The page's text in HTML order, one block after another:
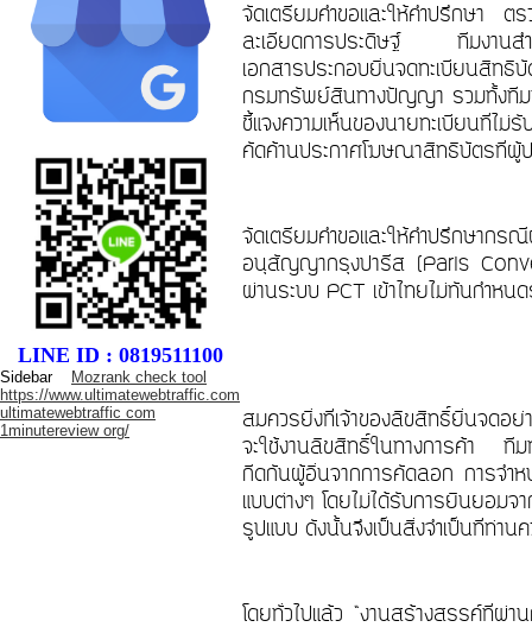
LINE ID : 0819511100
Sidebar
Mozrank check tool
https://www.ultimatewebtraffic.com
ultimatewebtraffic com
1minutereview org/
จัดเตรียมคำขอและให้คำปรึกษา ต
ละเอียดการประดิษฐ์ ทีมงานสำนั
เอกสารประกอบยื่นจดทะเบียนสิ
กรมทรัพย์สินทางปัญญา รวมทั้งทีมท
ชี้แจงความเห็นของนายทะเบียนที่
คัดค้านประกาศโฆษณาสิทธิบัตรที่ผู้ป
จัดเตรียมคำขอและให้คำปรึกษากร
อนุสัญญากรุงปารีส (Paris
ผ่านระบบ PCT เข้าไทยไม่ทันกำหน
สมควรยิ่งที่เจ้าของลิขสิทธิ์ยื่นจดอ
จะใช้งานลิขสิทธิ์ในทางการค้า ทีม
กีดกันผู้อื่นจากการคัดลอก การจำ
แบบต่างๆ โดยไม่ได้รับการยินยอม
รูปแบบ ดังนั้นจึงเป็นสิ่งจำเป็นที่ท่าน
โดยทั่วไปแล้ว“งานสร้างสรรค์ที่ผ่า